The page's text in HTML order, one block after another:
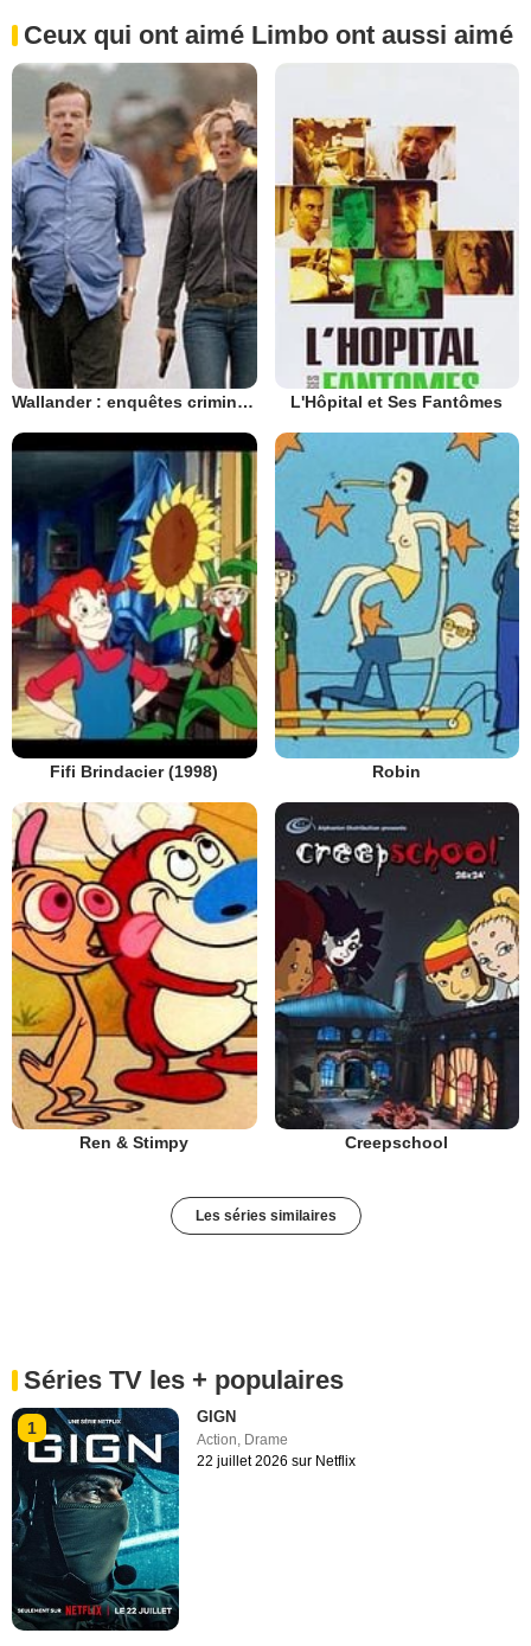
Ceux qui ont aimé Limbo ont aussi aimé
Wallander : enquêtes criminelles L'Hôpital et Ses Fantômes
Fifi Brindacier (1998) Robin
Ren & Stimpy Creepschool
Les séries similaires
Séries TV les + populaires
1
GIGN
Action Drame
22 juillet 2026 sur Netflix